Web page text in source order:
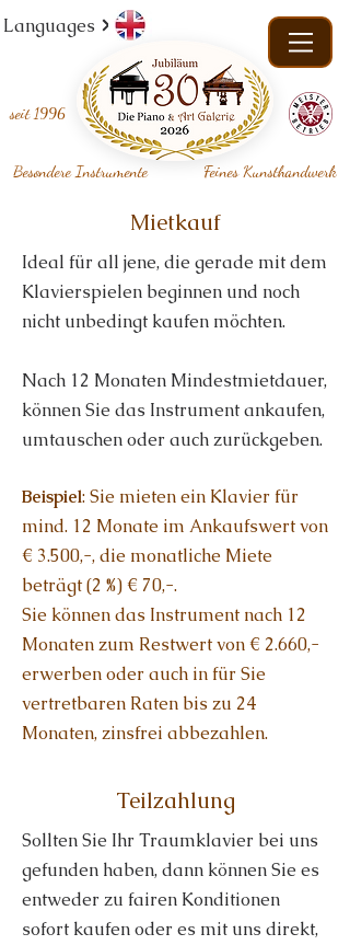
Languages
seit 1996
Besondere Instrumente Feines Kunsthandwerk
Mietkauf
Ideal für all jene, die gerade mit dem
Klavierspielen beginnen und noch
nicht unbedingt kaufen möchten.
Nach 12 Monaten Mindestmietdauer,
können Sie das Instrument ankaufen,
umtauschen oder auch zurückgeben.
Beispiel: Sie mieten ein Klavier für
mind. 12 Monate im Ankaufswert von
€ 3.500,-, die monatliche Miete
beträgt (2 %) € 70,-.
Sie können das Instrument nach 12
Monaten zum Restwert von € 2.660,-
erwerben oder auch in für Sie
vertretbaren Raten bis zu 24
Monaten, zinsfrei abbezahlen.
Teilzahlung
Sollten Sie Ihr Traumklavier bei uns
gefunden haben, dann können Sie es
entweder zu fairen Konditionen
sofort kaufen oder es mit uns direkt,